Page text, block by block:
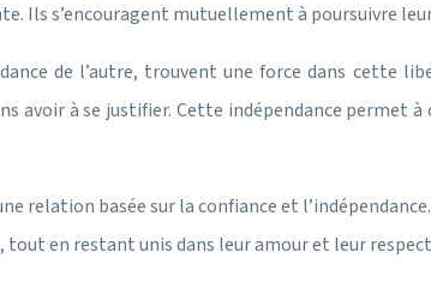
Ils s’encouragent mutuellement à poursuivre
de l’autre, trouvent une force dans cette
avoir à se justifier. Cette indépendance
relation basée sur la confiance et l’indépendance.
en restant unis dans leur amour et leur